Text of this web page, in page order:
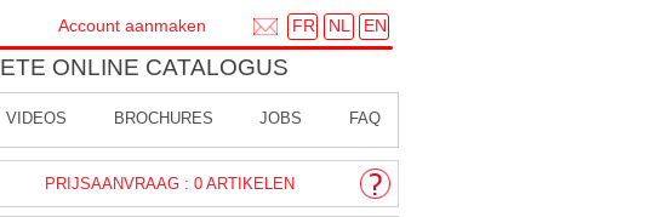
FR NL EN
ONLINE CATALOGUS
Account aanmaken
VIDEOS BROCHURES JOBS FAQ
PRIJSAANVRAAG : 0 ARTIKELEN